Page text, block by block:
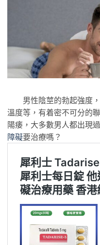
男性陰莖的勃起強度，
溫度等，有着密不可分的
陽痿，大多數男人都出現
障礙要治療嗎？